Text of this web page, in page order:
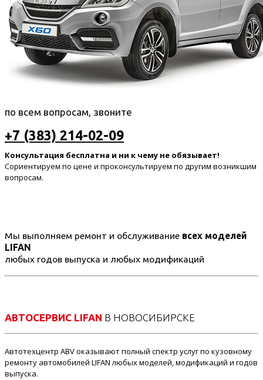
по всем вопросам, звоните
+7 (383) 214-02-09
Консультация бесплатна и ни к чему не обязывает!
Сориентируем по цене и проконсультируем по другим возникшим
вопросам.
Мы выполняем ремонт и обслуживание всех моделей
LIFAN
любых годов выпуска и любых модификаций
АВТОСЕРВИС LIFAN В НОВОСИБИРСКЕ
Автотехцентр ABV оказывают полный спектр услуг по кузовному
ремонту автомобилей LIFAN любых моделей, модификаций и годов
выпуска.